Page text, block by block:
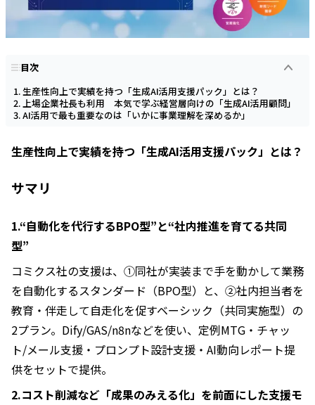
目次
生産性向上で実績を持つ「生成AI活用支援パック」とは？
上場企業社長も利用 本気で学ぶ経営層向けの「生成AI活用顧問」
AI活用で最も重要なのは「いかに事業理解を深めるか」
生産性向上で実績を持つ「生成AI活用支援パック」とは？
サマリ
1.“自動化を代行するBPO型”と“社内推進を育てる共同
型”
コミクス社の支援は、①同社が実装まで手を動かして業務
を自動化するスタンダード（BPO型）と、②社内担当者を
教育・伴走して自走化を促すベーシック（共同実施型）の
2プラン。Dify/GAS/n8nなどを使い、定例MTG・チャッ
ト/メール支援・プロンプト設計支援・AI動向レポート提
供をセットで提供。
2.コスト削減など「成果のみえる化」を前面にした支援モ